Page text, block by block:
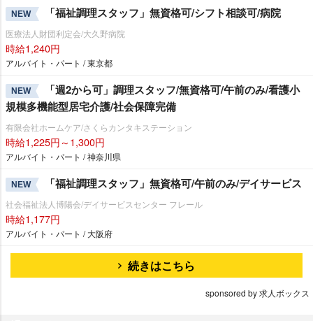
NEW 「福祉調理スタッフ」無資格可/シフト相談可/病院
医療法人財団利定会/大久野病院
時給1,240円
アルバイト・パート / 東京都
NEW
「週2から可」調理スタッフ/無資格可/午前のみ/看護小
規模多機能型居宅介護/社会保障完備
有限会社ホームケア/さくらカンタキステーション
時給1,225円～1,300円
アルバイト・パート / 神奈川県
NEW 「福祉調理スタッフ」無資格可/午前のみ/デイサービス
社会福祉法人博陽会/デイサービスセンター フレール
時給1,177円
アルバイト・パート / 大阪府
続きはこちら
sponsored by 求人ボックス